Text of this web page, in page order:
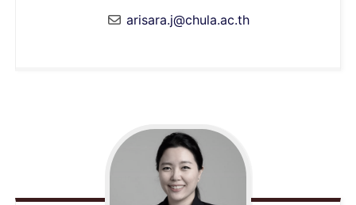
arisara.j@chula.ac.th